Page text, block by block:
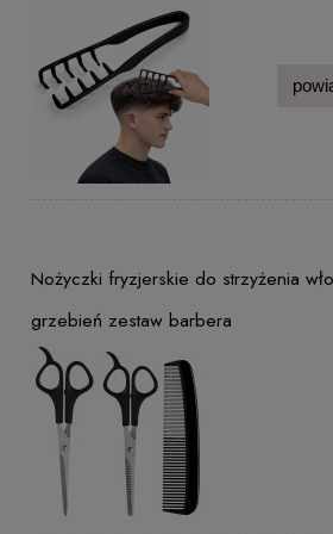
Nożyczki fryzjerskie do strzyżenia
grzebień zestaw barbera